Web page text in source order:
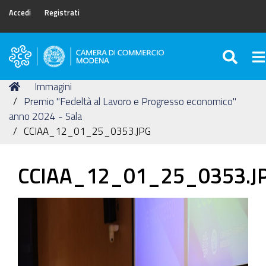
Accedi Registrati
Camera
Commercio
di
Modena
Tu
sei
qui:
Home
Immagini
Premio "Fedeltà al Lavoro e Progresso economico"
anno 2024 - Sala
CCIAA_12_01_25_0353.JPG